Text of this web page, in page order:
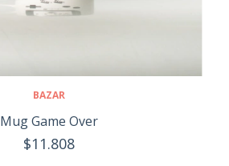
BAZAR
Mug Game Over
$11.808